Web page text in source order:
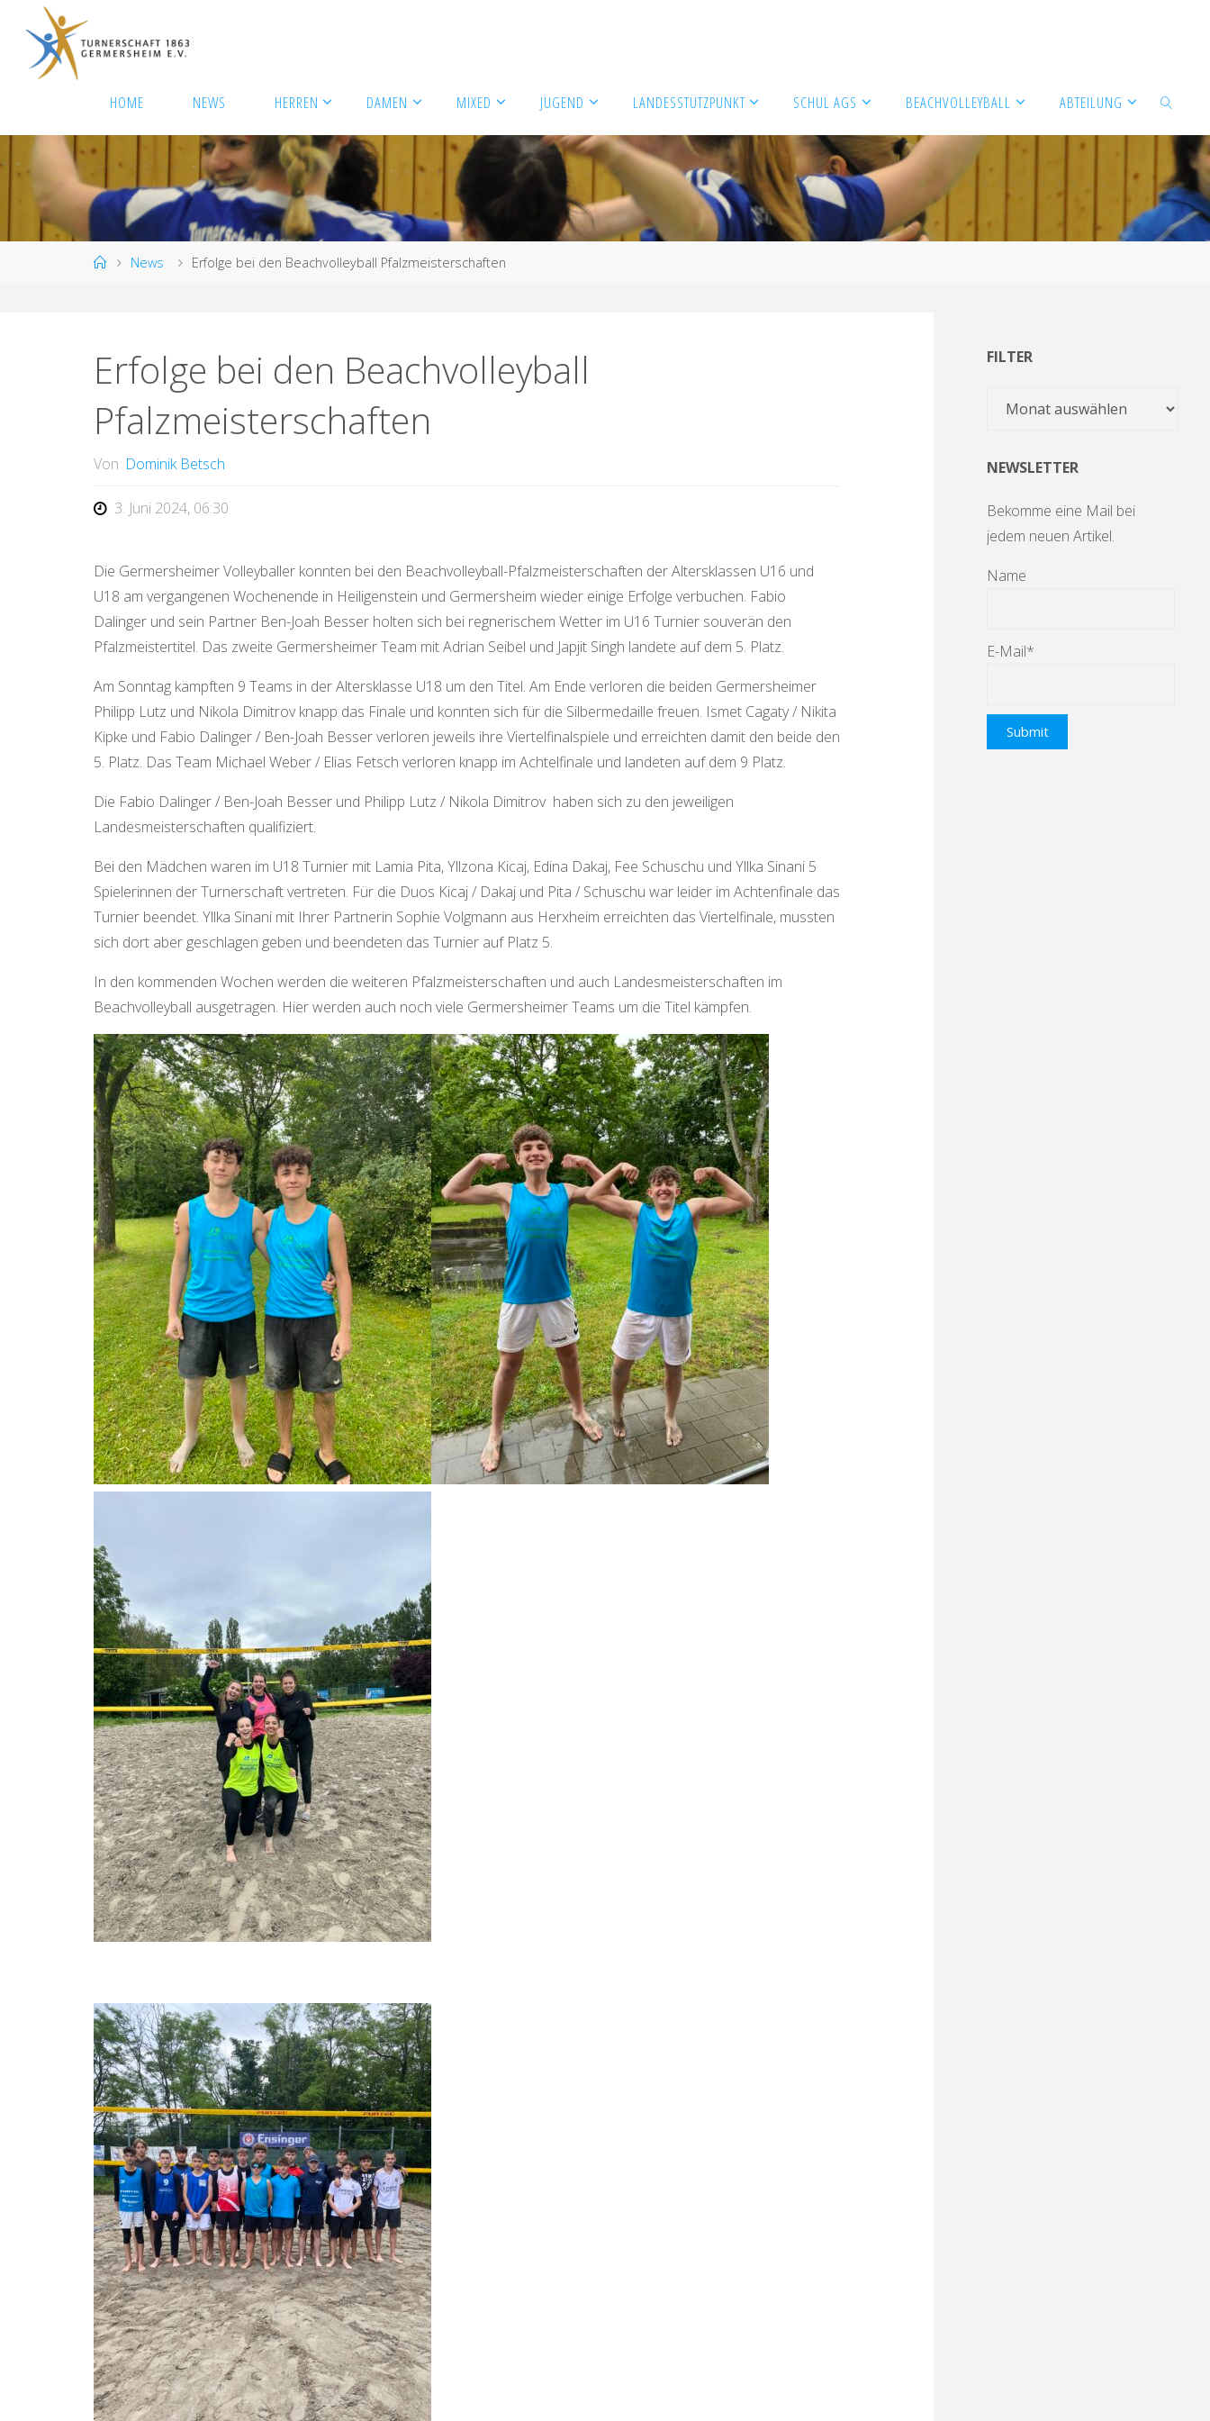
Inhalt
springen
HOME NEWS HERREN DAMEN MIXED JUGEND LANDESSTÜTZPUNKT SCHUL AGS BEACHVOLLEYBALL ABTEILUNG
SUCHEN
StartNews Erfolge bei den Beachvolleyball Pfalzmeisterschaften
Erfolge bei den Beachvolleyball
Pfalzmeisterschaften
Von Dominik Betsch
3. Juni 2024, 06:30
Die Germersheimer Volleyballer konnten bei den Beachvolleyball-Pfalzmeisterschaften der Altersklassen U16 und
U18 am vergangenen Wochenende in Heiligenstein und Germersheim wieder einige Erfolge verbuchen. Fabio
Dalinger und sein Partner Ben-Joah Besser holten sich bei regnerischem Wetter im U16 Turnier souverän den
Pfalzmeistertitel. Das zweite Germersheimer Team mit Adrian Seibel und Japjit Singh landete auf dem 5. Platz.
Am Sonntag kämpften 9 Teams in der Altersklasse U18 um den Titel. Am Ende verloren die beiden Germersheimer
Philipp Lutz und Nikola Dimitrov knapp das Finale und konnten sich für die Silbermedaille freuen. Ismet Cagaty / Nikita
Kipke und Fabio Dalinger / Ben-Joah Besser verloren jeweils ihre Viertelfinalspiele und erreichten damit den beide den
5. Platz. Das Team Michael Weber / Elias Fetsch verloren knapp im Achtelfinale und landeten auf dem 9 Platz.
Die Fabio Dalinger / Ben-Joah Besser und Philipp Lutz / Nikola Dimitrov haben sich zu den jeweiligen
Landesmeisterschaften qualifiziert.
Bei den Mädchen waren im U18 Turnier mit Lamia Pita, Yllzona Kicaj, Edina Dakaj, Fee Schuschu und Yllka Sinani 5
Spielerinnen der Turnerschaft vertreten. Für die Duos Kicaj / Dakaj und Pita / Schuschu war leider im Achtenfinale das
Turnier beendet. Yllka Sinani mit Ihrer Partnerin Sophie Volgmann aus Herxheim erreichten das Viertelfinale, mussten
sich dort aber geschlagen geben und beendeten das Turnier auf Platz 5.
In den kommenden Wochen werden die weiteren Pfalzmeisterschaften und auch Landesmeisterschaften im
Beachvolleyball ausgetragen. Hier werden auch noch viele Germersheimer Teams um die Titel kämpfen.
FILTER
Filter
NEWSLETTER
Bekomme eine Mail bei
jedem neuen Artikel.
Name
E-Mail*